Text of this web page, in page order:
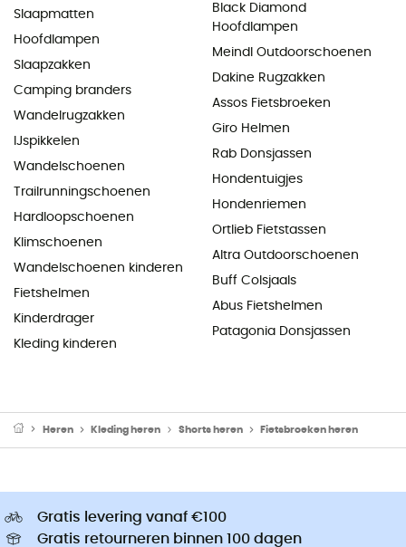
Slaapmatten
Hoofdlampen
Slaapzakken
Camping branders
Wandelrugzakken
IJspikkelen
Wandelschoenen
Trailrunningschoenen
Hardloopschoenen
Klimschoenen
Wandelschoenen kinderen
Fietshelmen
Kinderdrager
Kleding kinderen
Black Diamond
Hoofdlampen
Meindl Outdoorschoenen
Dakine Rugzakken
Assos Fietsbroeken
Giro Helmen
Rab Donsjassen
Hondentuigjes
Hondenriemen
Ortlieb Fietstassen
Altra Outdoorschoenen
Buff Colsjaals
Abus Fietshelmen
Patagonia Donsjassen
Heren Kleding heren Shorts heren Fietsbroeken heren
Gratis levering vanaf €100
Gratis retourneren binnen 100 dagen